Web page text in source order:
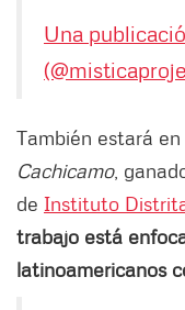
Una
También estará
Cachicamo,
de Instituto
trabajo está
latinoamericanos